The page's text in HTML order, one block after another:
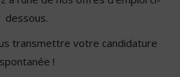
dessous.
transmettre votre candidature
spontanée !